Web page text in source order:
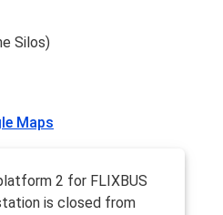
Silos)
Maps
2 for FLIXBUS
is closed from